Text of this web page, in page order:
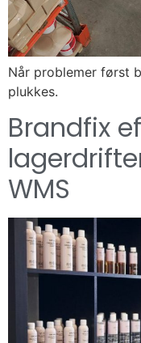
Når problemer først
plukkes.
Brandfix
WMS